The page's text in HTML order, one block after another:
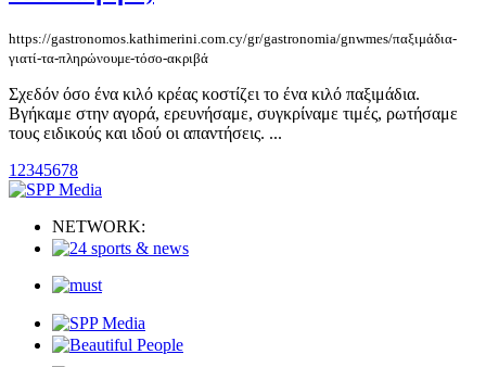
https://gastronomos.kathimerini.com.cy/gr/gastronomia/gnwmes/παξιμάδια-
γιατί-τα-πληρώνουμε-τόσο-ακριβά
Σχεδόν όσο ένα κιλό κρέας κοστίζει το ένα κιλό παξιμάδια.
Βγήκαμε στην αγορά, ερευνήσαμε, συγκρίναμε τιμές, ρωτήσαμε
τους ειδικούς και ιδού οι απαντήσεις. ...
1 2345678
NETWORK: